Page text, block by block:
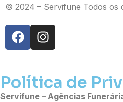
© 2024 – Servifune Todos os
Política de
Servifune – Agências